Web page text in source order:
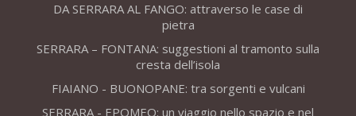
DA SERRARA AL FANGO: attraverso le case di
pietra
SERRARA – FONTANA: suggestioni al tramonto sulla
cresta dell’isola
FIAIANO - BUONOPANE: tra sorgenti e vulcani
SERRARA - EPOMEO: un viaggio nello spazio e nel